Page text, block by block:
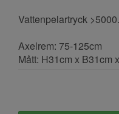
Vattenpelartryck >5000.
Axelrem: 75-125cm
Mått: H31cm x B31cm